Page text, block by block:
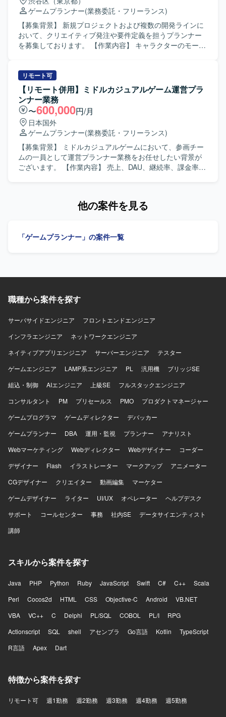
ていただけます。 【開発環境】 Oracle E-Business Suite
12.1／12.2 OBIEE Oracle Analytics Cloud（OAC）
業務を推進いただける方を求めています。チームでのもの
づくりを楽しみ、少数精鋭な環境で職能にこだわらず幅広
い業務に携わることにやりがいを感じていただける方を歓
迎いたします。 【ポジションの魅力】 オリジナルIPや有力
IPによる大規模ゲーム開発からインディーゲーム開発ま
を目指したものづくりを経験でき、国内最大級の開発体制
と高度な運用ノウハウを生かした長期的なヒットタイトル
創出に携わることができます。自律的に価値創出を行うカ
ルチャーの中で、大きな裁量を持って挑戦できる環境で
す。 【開発環境】 ゲーム開発に最適な機材を含む環境が整
備されており、ご希望に応じて必要な機材や勉強会参加、
R&D等の技術投資が行われます。快適なオフィス環境やリ
ラクゼーションスペースなども備えた開発環境となってお
ります。
ゲームプランナー(業務委託・フリーランス)
【募集背景】 新規プロジェクトおよび複数の開発ラインに
おいて、クリエイティブ発注や要件定義を担うプランナー
を募集しております。 【作業内容】 キャラクターのモーシ
をご担当いただきます。新規プロジェクトを中心に、超大
型IPを活用したマルチプラットフォーム展開の3Dゲームに
関わっていただく想定です。 【求める人物像】 世界を震撼
させるサービスを作るということに本気で取り組んでくれ
る方を求めております。ゲーム全般が好きでやりこんでい
る方、ベンチャーマインドを持ちながら自走できる方、常
により良いモノづくりを追求できる方、チームワークを重
んじる方、新作ゲームが出るたびにプレイするようにして
いる方にマッチするポジションです。 【ポジションの魅
力】 超大型IPを用いたマルチプラットフォーム展開の3Dゲ
リモート可
【リモート併用】ミドルカジュアルゲーム運営プラ
ンナー業務
〜600,000円/月
日本国外
ゲームプランナー(業務委託・フリーランス)
【募集背景】 ミドルカジュアルゲームにおいて、参画チー
ムの一員として運営プランナー業務をお任せしたい背景が
ございます。 【作業内容】 売上、DAU、継続率、課金率な
の売上予測および着地見込み資料を作成します。クライア
務を主体的に推進していただきます。 【求める人物像】 ク
特定し、改善案を立案できる方を求めています。 【ポジシ
分析から施策立案、クライアントへの提案まで一連のプロ
運営に携わりながら、運営ディレクターやリードプランナ
発環境】 ミドルカジュアルゲームの運営プロジェクトにお
いて、各種KPIデータを活用した分析および資料作成を行う
環境で業務を進めていただきます。
他の案件を見る
「ゲームプランナー」の案件一覧
職種から案件を探す
サーバサイドエンジニア
フロントエンドエンジニア
インフラエンジニア
ネットワークエンジニア
ネイティブアプリエンジニア
サーバーエンジニア
テスター
ゲームエンジニア
LAMP系エンジニア PL 汎用機
ブリッジSE
組込・制御
AIエンジニア 上級SE
フルスタックエンジニア
コンサルタント
PM プリセールス PMO
プロダクトマネージャー
ゲームプログラマ
ゲームディレクター
デバッカー
ゲームプランナー
DBA 運用・監視 プランナー
アナリスト
Webマーケティング
Webディレクター Webデザイナー
コーダー
デザイナー
Flash イラストレーター マークアップ
アニメーター
CGデザイナー
クリエイター 動画編集
マーケター
ゲームデザイナー
ライター UI/UX オペレーター
ヘルプデスク
サポート
コールセンター 事務 社内SE
データサイエンティスト
講師
スキルから案件を探す
Java PHP Python Ruby JavaScript Swift C# C++
Scala
Perl
Cocos2d HTML CSS Objective-C Android
VB.NET
VBA
VC++ C Delphi PL/SQL COBOL PL/I
RPG
Actionscript
SQL shell アセンブラ Go言語 Kotlin
TypeScript
R言語
Apex Dart
特徴から案件を探す
リモート可 週1勤務 週2勤務 週3勤務 週4勤務 週5勤務